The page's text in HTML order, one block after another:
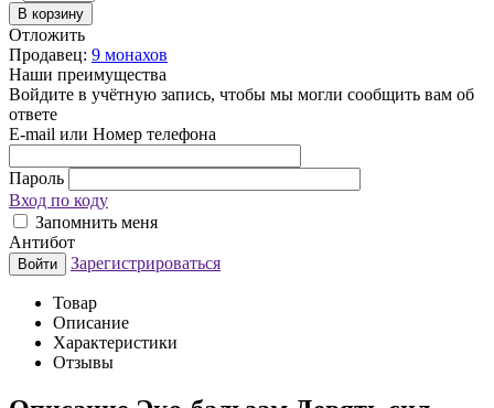
В корзину
Отложить
Продавец: 9 монахов
Наши преимущества
Войдите в учётную запись, чтобы мы могли сообщить вам об
ответе
E-mail или Номер телефона
Пароль
Вход по коду
Запомнить меня
Антибот
Войти Зарегистрироваться
Товар
Описание
Характеристики
Отзывы